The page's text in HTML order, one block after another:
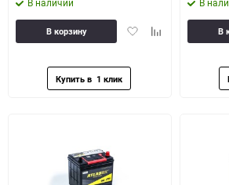
ДобавитьДобавить
В корзину В